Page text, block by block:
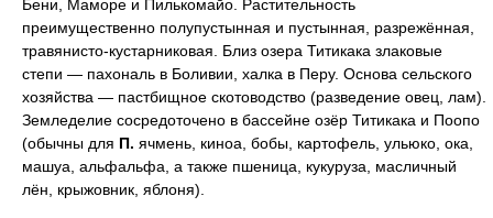
Бени, Маморе и Пилькомайо. Растительность
преимущественно полупустынная и пустынная, разрежённая,
травянисто-кустарниковая. Близ озера Титикака злаковые
степи — пахональ в Боливии, халка в Перу. Основа сельского
хозяйства — пастбищное скотоводство (разведение овец, лам).
Земледелие сосредоточено в бассейне озёр Титикака и Поопо
(обычны для П. ячмень, киноа, бобы, картофель, ульюко, ока,
машуа, альфальфа, а также пшеница, кукуруза, масличный
лён, крыжовник, яблоня).